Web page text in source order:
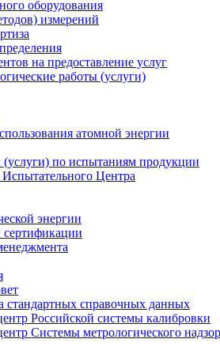
оборудования
измерений
на предоставление услуг
работы (услуги)
атомной энергии
(услуги) по испытаниям продукции
Центра
энергии
стандартных справочных данных
Российской системы калибровки
Системы метрологического